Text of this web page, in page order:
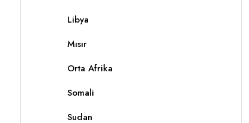
Libya
Mısır
Orta Afrika
Somali
Sudan